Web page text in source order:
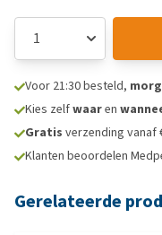
Voor 21:30 besteld,
Kies zelfwaaren
Gratis verzending vanaf
Klanten beoordelen
Gerelateerde